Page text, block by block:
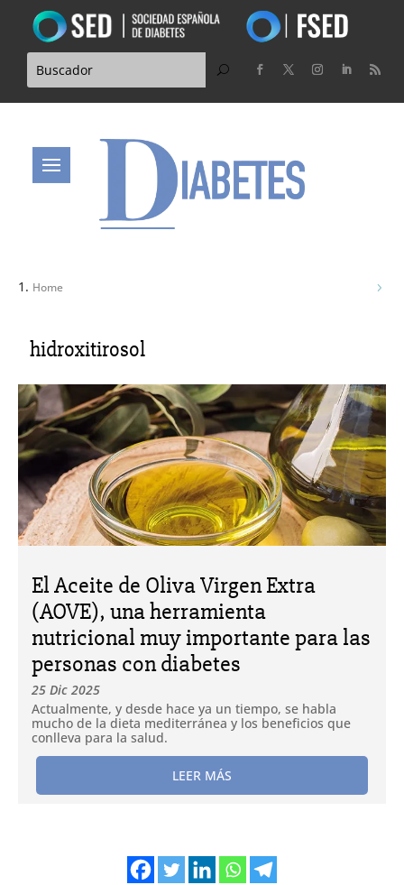
Home
hidroxitirosol
El Aceite de Oliva Virgen Extra
(AOVE), una herramienta
nutricional muy importante para las
personas con diabetes
25 Dic 2025
Actualmente, y desde hace ya un tiempo, se habla
mucho de la dieta mediterránea y los beneficios que
conlleva para la salud.
LEER MÁS